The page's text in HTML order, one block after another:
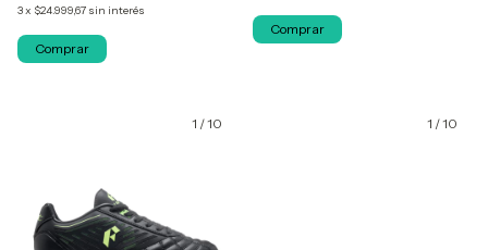
3x $24.999,67 sin interés
Comprar
Comprar
1 /10 1 /10